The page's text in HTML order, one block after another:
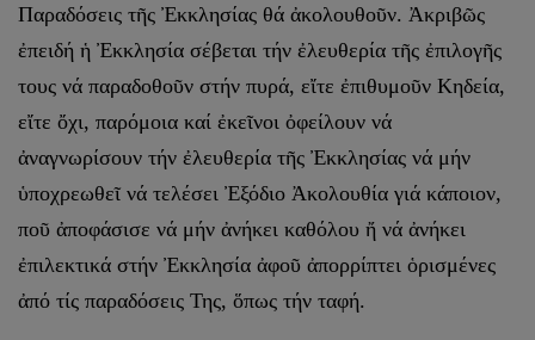
Παραδόσεις τῆς Ἐκκλησίας θά ἀκολουθοῦν. Ἀκριβῶς
ἐπειδή ἡ Ἐκκλησία σέβεται τήν ἐλευθερία τῆς ἐπιλογῆς
τους νά παραδοθοῦν στήν πυρά, εἴτε ἐπι­θυμοῦν Κηδεία,
εἴτε ὄχι, παρόμοια καί ἐκεῖνοι ὀφείλουν νά
ἀναγνωρίσουν τήν ἐλευθερία τῆς Ἐκκλησίας νά μήν
ὑποχρεωθεῖ νά τελέσει Ἐξόδιο Ἀκολουθία γιά κάποιον,
ποῦ ἀποφάσισε νά μήν ἀνήκει καθόλου ἤ νά ἀνήκει
ἐπιλεκτικά στήν Ἐκκλησία ἀφοῦ ἀπορρίπτει ὁρισμένες
ἀπό τίς παραδόσεις Της, ὅπως τήν ταφή.